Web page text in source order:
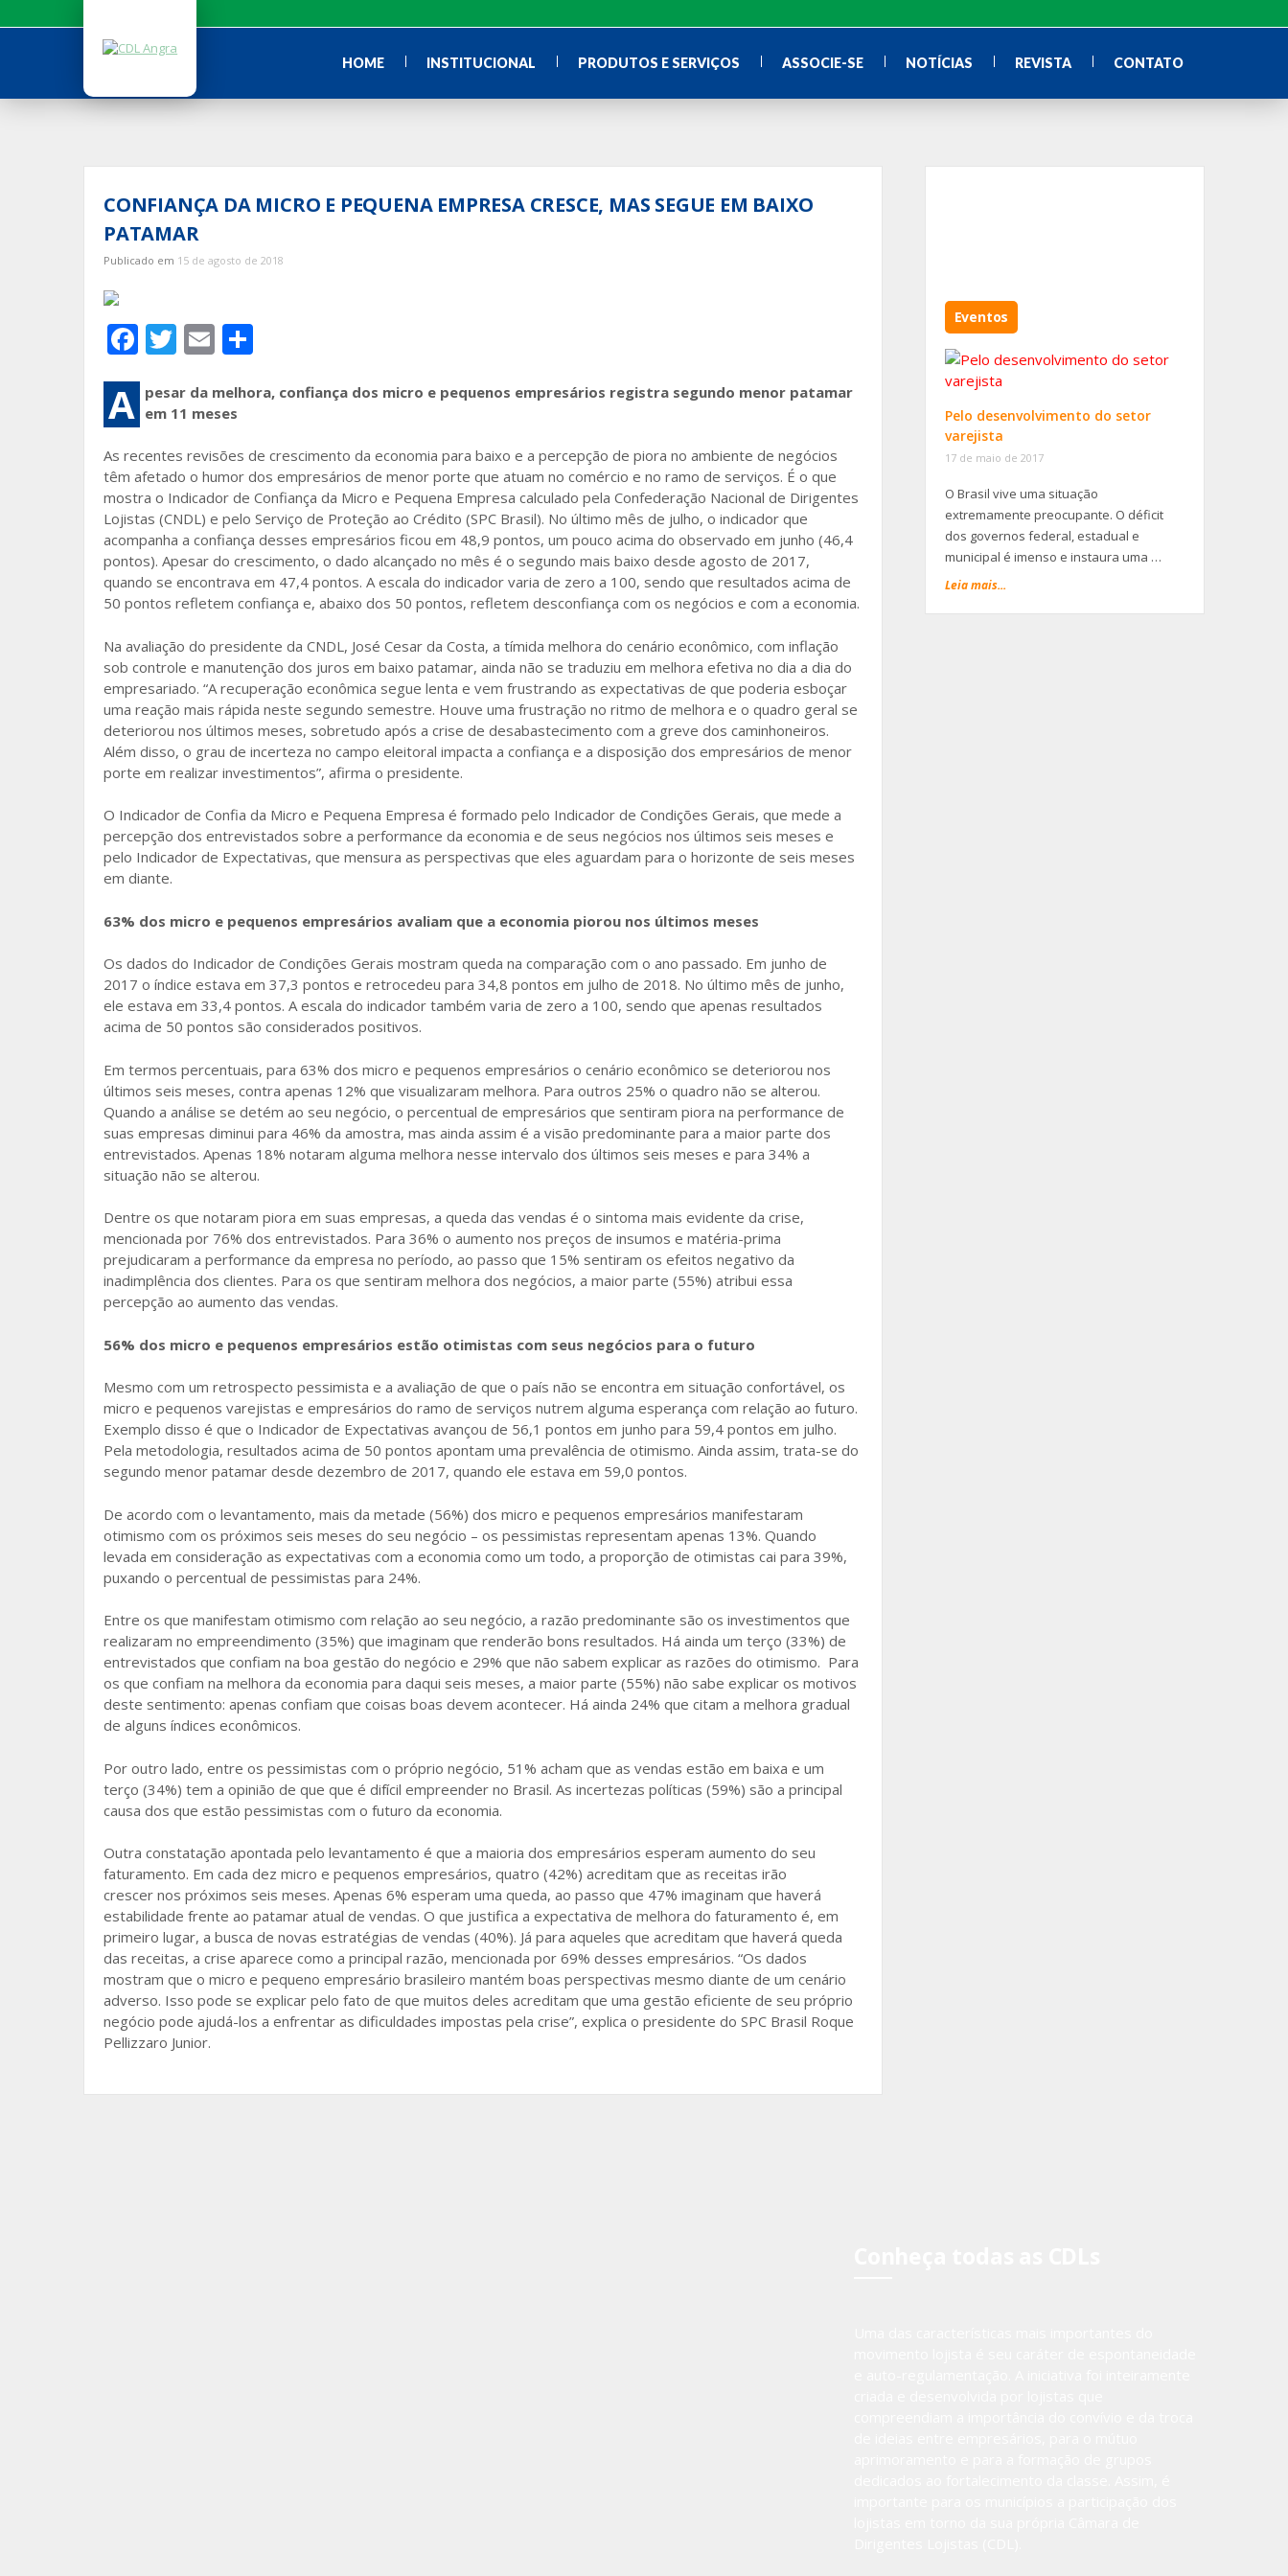
para
HOME INSTITUCIONAL PRODUTOS E SERVIÇOS ASSOCIE-SE NOTÍCIAS REVISTA CONTATO
CONFIANÇA DA MICRO E PEQUENA EMPRESA CRESCE, MAS SEGUE EM BAIXO
PATAMAR
Publicado em 15 de agosto de 2018
F
ac
e
b
o
o
k
T
w
itt
er
E
m
ai
l
ar
A pesar da melhora, confiança dos micro e pequenos empresários registra segundo menor patamar
em 11 meses
As recentes revisões de crescimento da economia para baixo e a percepção de piora no ambiente de negócios
têm afetado o humor dos empresários de menor porte que atuam no comércio e no ramo de serviços. É o que
mostra o Indicador de Confiança da Micro e Pequena Empresa calculado pela Confederação Nacional de Dirigentes
Lojistas (CNDL) e pelo Serviço de Proteção ao Crédito (SPC Brasil). No último mês de julho, o indicador que
acompanha a confiança desses empresários ficou em 48,9 pontos, um pouco acima do observado em junho (46,4
pontos). Apesar do crescimento, o dado alcançado no mês é o segundo mais baixo desde agosto de 2017,
quando se encontrava em 47,4 pontos. A escala do indicador varia de zero a 100, sendo que resultados acima de
50 pontos refletem confiança e, abaixo dos 50 pontos, refletem desconfiança com os negócios e com a economia.
Na avaliação do presidente da CNDL, José Cesar da Costa, a tímida melhora do cenário econômico, com inflação
sob controle e manutenção dos juros em baixo patamar, ainda não se traduziu em melhora efetiva no dia a dia do
empresariado. “A recuperação econômica segue lenta e vem frustrando as expectativas de que poderia esboçar
uma reação mais rápida neste segundo semestre. Houve uma frustração no ritmo de melhora e o quadro geral se
deteriorou nos últimos meses, sobretudo após a crise de desabastecimento com a greve dos caminhoneiros.
Além disso, o grau de incerteza no campo eleitoral impacta a confiança e a disposição dos empresários de menor
porte em realizar investimentos”, afirma o presidente.
O Indicador de Confia da Micro e Pequena Empresa é formado pelo Indicador de Condições Gerais, que mede a
percepção dos entrevistados sobre a performance da economia e de seus negócios nos últimos seis meses e
pelo Indicador de Expectativas, que mensura as perspectivas que eles aguardam para o horizonte de seis meses
em diante.
63% dos micro e pequenos empresários avaliam que a economia piorou nos últimos meses
Os dados do Indicador de Condições Gerais mostram queda na comparação com o ano passado. Em junho de
2017 o índice estava em 37,3 pontos e retrocedeu para 34,8 pontos em julho de 2018. No último mês de junho,
ele estava em 33,4 pontos. A escala do indicador também varia de zero a 100, sendo que apenas resultados
acima de 50 pontos são considerados positivos.
Em termos percentuais, para 63% dos micro e pequenos empresários o cenário econômico se deteriorou nos
últimos seis meses, contra apenas 12% que visualizaram melhora. Para outros 25% o quadro não se alterou.
Quando a análise se detém ao seu negócio, o percentual de empresários que sentiram piora na performance de
suas empresas diminui para 46% da amostra, mas ainda assim é a visão predominante para a maior parte dos
entrevistados. Apenas 18% notaram alguma melhora nesse intervalo dos últimos seis meses e para 34% a
situação não se alterou.
Dentre os que notaram piora em suas empresas, a queda das vendas é o sintoma mais evidente da crise,
mencionada por 76% dos entrevistados. Para 36% o aumento nos preços de insumos e matéria-prima
prejudicaram a performance da empresa no período, ao passo que 15% sentiram os efeitos negativo da
inadimplência dos clientes. Para os que sentiram melhora dos negócios, a maior parte (55%) atribui essa
percepção ao aumento das vendas.
56% dos micro e pequenos empresários estão otimistas com seus negócios para o futuro
Mesmo com um retrospecto pessimista e a avaliação de que o país não se encontra em situação confortável, os
micro e pequenos varejistas e empresários do ramo de serviços nutrem alguma esperança com relação ao futuro.
Exemplo disso é que o Indicador de Expectativas avançou de 56,1 pontos em junho para 59,4 pontos em julho.
Pela metodologia, resultados acima de 50 pontos apontam uma prevalência de otimismo. Ainda assim, trata-se do
segundo menor patamar desde dezembro de 2017, quando ele estava em 59,0 pontos.
De acordo com o levantamento, mais da metade (56%) dos micro e pequenos empresários manifestaram
otimismo com os próximos seis meses do seu negócio – os pessimistas representam apenas 13%. Quando
levada em consideração as expectativas com a economia como um todo, a proporção de otimistas cai para 39%,
puxando o percentual de pessimistas para 24%.
Entre os que manifestam otimismo com relação ao seu negócio, a razão predominante são os investimentos que
realizaram no empreendimento (35%) que imaginam que renderão bons resultados. Há ainda um terço (33%) de
entrevistados que confiam na boa gestão do negócio e 29% que não sabem explicar as razões do otimismo. Para
os que confiam na melhora da economia para daqui seis meses, a maior parte (55%) não sabe explicar os motivos
deste sentimento: apenas confiam que coisas boas devem acontecer. Há ainda 24% que citam a melhora gradual
de alguns índices econômicos.
Por outro lado, entre os pessimistas com o próprio negócio, 51% acham que as vendas estão em baixa e um
terço (34%) tem a opinião de que que é difícil empreender no Brasil. As incertezas políticas (59%) são a principal
causa dos que estão pessimistas com o futuro da economia.
Outra constatação apontada pelo levantamento é que a maioria dos empresários esperam aumento do seu
faturamento. Em cada dez micro e pequenos empresários, quatro (42%) acreditam que as receitas irão
crescer nos próximos seis meses. Apenas 6% esperam uma queda, ao passo que 47% imaginam que haverá
estabilidade frente ao patamar atual de vendas. O que justifica a expectativa de melhora do faturamento é, em
primeiro lugar, a busca de novas estratégias de vendas (40%). Já para aqueles que acreditam que haverá queda
das receitas, a crise aparece como a principal razão, mencionada por 69% desses empresários. “Os dados
mostram que o micro e pequeno empresário brasileiro mantém boas perspectivas mesmo diante de um cenário
adverso. Isso pode se explicar pelo fato de que muitos deles acreditam que uma gestão eficiente de seu próprio
negócio pode ajudá-los a enfrentar as dificuldades impostas pela crise”, explica o presidente do SPC Brasil Roque
Pellizzaro Junior.
Eventos
Pelo desenvolvimento do setor
varejista
17 de maio de 2017
O Brasil vive uma situação
extremamente preocupante. O déficit
dos governos federal, estadual e
municipal é imenso e instaura uma …
Leia mais...